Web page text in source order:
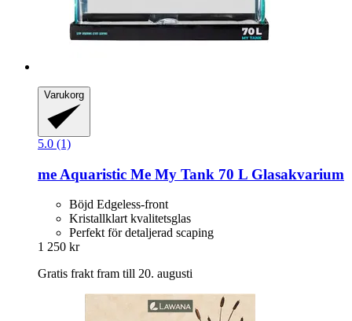
Varukorg
5.0 (1)
me Aquaristic Me My Tank 70 L Glasakvarium
Böjd Edgeless-front
Kristallklart kvalitetsglas
Perfekt för detaljerad scaping
1 250 kr
Gratis frakt fram till 20. augusti